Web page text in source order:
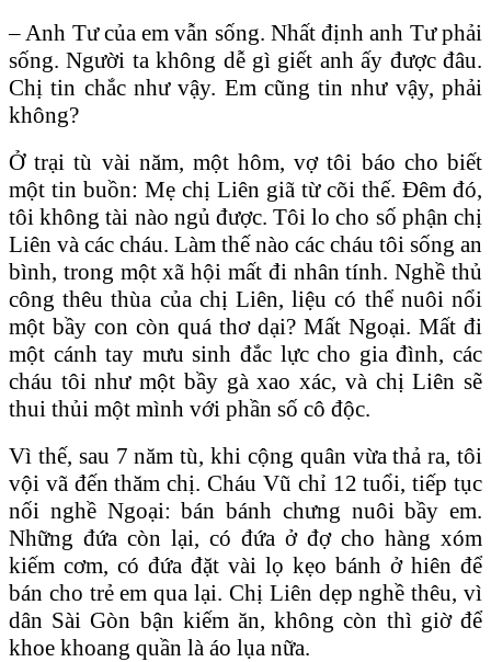
– Anh Tư của em vẫn sống. Nhất định anh Tư phải
sống. Người ta không dễ gì giết anh ấy được đâu.
Chị tin chắc như vậy. Em cũng tin như vậy, phải
không?
Ở trại tù vài năm, một hôm, vợ tôi báo cho biết
một tin buồn: Mẹ chị Liên giã từ cõi thế. Đêm đó,
tôi không tài nào ngủ được. Tôi lo cho số phận chị
Liên và các cháu. Làm thế nào các cháu tôi sống an
bình, trong một xã hội mất đi nhân tính. Nghề thủ
công thêu thùa của chị Liên, liệu có thể nuôi nổi
một bầy con còn quá thơ dại? Mất Ngoại. Mất đi
một cánh tay mưu sinh đắc lực cho gia đình, các
cháu tôi như một bầy gà xao xác, và chị Liên sẽ
thui thủi một mình với phần số cô độc.
Vì thế, sau 7 năm tù, khi cộng quân vừa thả ra, tôi
vội vã đến thăm chị. Cháu Vũ chỉ 12 tuổi, tiếp tục
nối nghề Ngoại: bán bánh chưng nuôi bầy em.
Những đứa còn lại, có đứa ở đợ cho hàng xóm
kiếm cơm, có đứa đặt vài lọ kẹo bánh ở hiên để
bán cho trẻ em qua lại. Chị Liên dẹp nghề thêu, vì
dân Sài Gòn bận kiếm ăn, không còn thì giờ để
khoe khoang quần là áo lụa nữa.